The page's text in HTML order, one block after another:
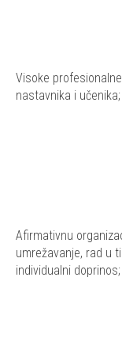
Visoke
nastavnika i učenika;
Afirmativnu
umrežavanje, rad u
individualni doprinos;